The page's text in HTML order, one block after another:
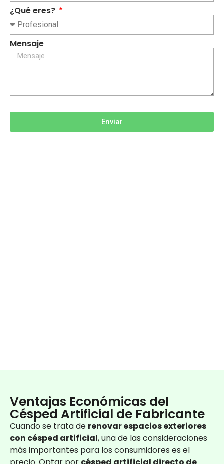
¿Qué eres?
Mensaje
Enviar
Ventajas Económicas del
Césped Artificial de Fabricante
Cuando se trata de renovar espacios exteriores
con césped artificial, una de las consideraciones
más importantes para los consumidores es el